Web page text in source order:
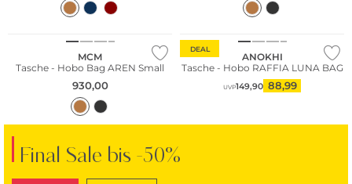
MCM
Tasche - Hobo Bag AREN Small
930,00
DEAL
ANOKHI
Tasche - Hobo RAFFIA LUNA BAG
UVP149,90 88,99
Final Sale bis -50%